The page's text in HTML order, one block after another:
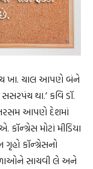
ખા. ચાલ આપણે બંને
થા.’ કવિ ડૉ.
આપણે દેશમાં
મોટાં મીડિયા
કૉન્ગ્રેસનો
સાચવી લે અને